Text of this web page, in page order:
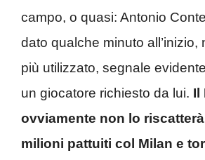
campo, o quasi: Antonio
dato qualche minuto all’inizio,
più utilizzato, segnale
un giocatore richiesto da lui. Il
ovviamente non lo
milioni pattuiti col Milan e